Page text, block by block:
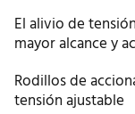
El alivio de
mayor alcance y
Rodillos de
tensión ajustable